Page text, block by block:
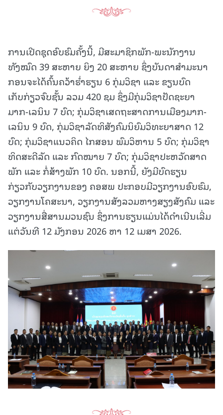
ການເປີດຊຸດອົບຮົມຄັ້ງນີ້, ມີສະມາຊິກພັກ-ພະນັກງານ
ທັງໝົດ 39 ສະຫາຍ ຍິງ 20 ສະຫາຍ ຊຶ່ງບັນດາສຳມະນາ
ກອນຈະໄດ້ຄົ້ນຄວ້າຮໍ່າຮຽນ 6 ກຸ່ມວິຊາ ແລະ ຂຽນບົດ
ເກັບກ່ຽວຈົບຊັ້ນ ລວມ 420 ຊມ ຊຶ່ງມີກຸ່ມວິຊາປັດຊະຍາ
ມາກ-ເລນິນ 7 ບົດ; ກຸ່ມວິຊາເສດຖະສາດການເມືອງມາກ-
ເລນິນ 9 ບົດ, ກຸ່ມວິຊາລັດທິສັງຄົມນິຍົມວິທະຍາສາດ 12
ບົດ; ກຸ່ມວິຊາແນວຄິດ ໄກສອນ ພົມວິຫານ 5 ບົດ; ກຸ່ມວິຊາ
ທິດສະດີລັດ ແລະ ກົດໝາຍ 7 ບົດ; ກຸ່ມວິຊາປະຫວັດສາດ
ພັກ ແລະ ກໍ່ສ້າງພັກ 10 ບົດ. ນອກນີ້, ຍັງມີບົດຮຽນ
ກ່ຽວກັບວຽກງານຂອງ ຄອສພ ປະກອບມີວຽກງານອົບຮົມ,
ວຽກງານໂຄສະນາ, ວຽກງານສັງລວມຫາງສຽງສັງຄົມ ແລະ
ວຽກງານສື່ສານມວນຊົນ ຊຶ່ງການຮຽນແມ່ນໄດ້ດໍາເນີນເລີ່ມ
ແຕ່ວັນທີ 12 ມັງກອນ 2026 ຫາ 12 ເມສາ 2026.